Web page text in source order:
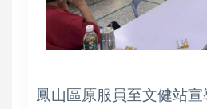
鳳山區原服員至文健站